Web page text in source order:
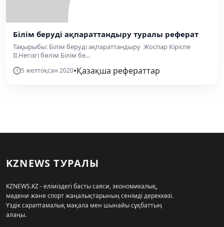
Білім беруді ақпараттандыру туралы реферат
Тақырыбы: Білім беруді ақпараттандыру Жоспар Кіріспе
II.Негізгі бөлім Білім бе...
5 желтоқсан 2020•Қазақша рефераттар
KZNEWS ТУРАЛЫ
KZNEWS.KZ - еліміздегі басты саяси, экономикалық,
мәдени және спорт жаңалықтарының сенімді дереккөзі.
Үздік сараптамалық мақала мен шынайы сұқбаттың
алаңы.